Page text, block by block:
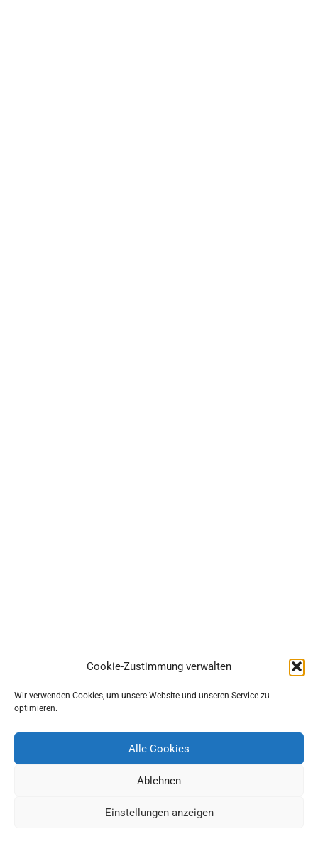
Cookie-Zustimmung verwalten
Wir verwenden Cookies, um unsere Website und unseren Service zu
optimieren.
Alle Cookies
Ablehnen
Einstellungen anzeigen